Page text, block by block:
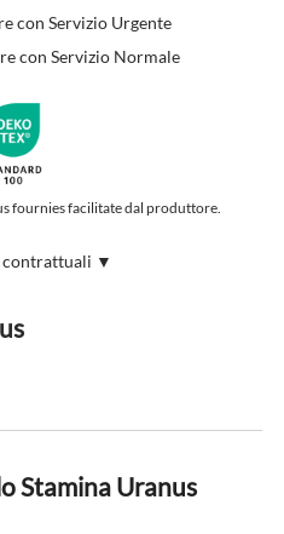
con Servizio Urgente
con Servizio Normale
fournies facilitate dal produttore.
contrattuali ▼
Stamina Uranus